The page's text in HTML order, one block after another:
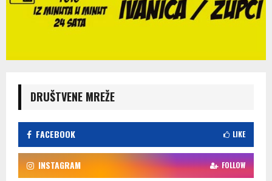
DRUŠTVENE MREŽE
FACEBOOK LIKE
INSTAGRAM FOLLOW